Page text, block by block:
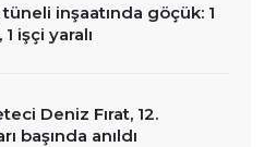
inşaatında göçük: 1
işçi yaralı
Deniz Fırat, 12.
başında anıldı